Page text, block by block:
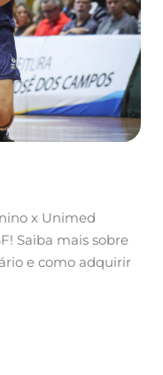
x Unimed
Saiba mais sobre
e como adquirir